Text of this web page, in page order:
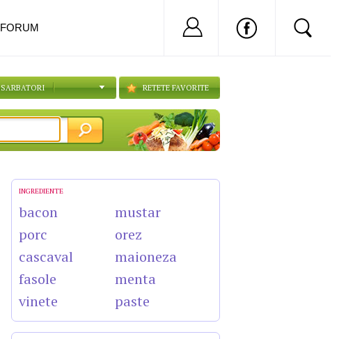
SARBATORI RETETE FAVORITE
INGREDIENTE
bacon
porc
cascaval
fasole
vinete
mustar
orez
maioneza
menta
paste
FORUM Nu ai cont?